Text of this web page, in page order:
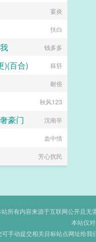
宴炎
扶白
钱多多
)(百合) 箖箊
耐俗
秋风123
豪门 沈南辛
血中情
芳心扰民
站所有内容来源于互联网公开且无
本站仅
可手动提交相关目标站点网址给我